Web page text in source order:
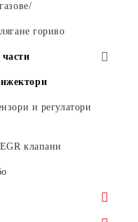
гориво
и регулатори
клапани